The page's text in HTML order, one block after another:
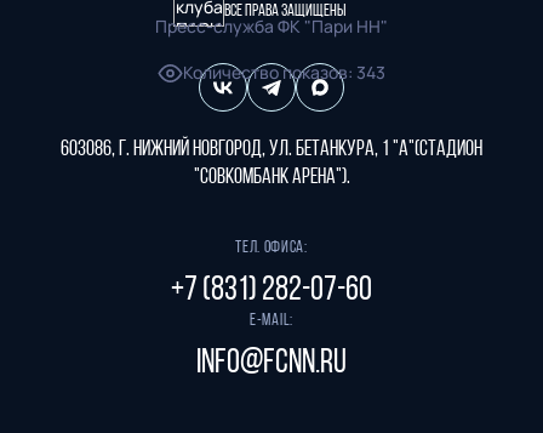
Пресс-служба ФК "Пари НН"
Количество показов: 343
Все права защищены
603086, г. Нижний Новгород, ул. Бетанкура, 1 "А"(стадион
"СОВКОМБАНК АРЕНА").
Тел. офиса:
+7 (831) 282-07-60
E-mail:
info@fcnn.ru